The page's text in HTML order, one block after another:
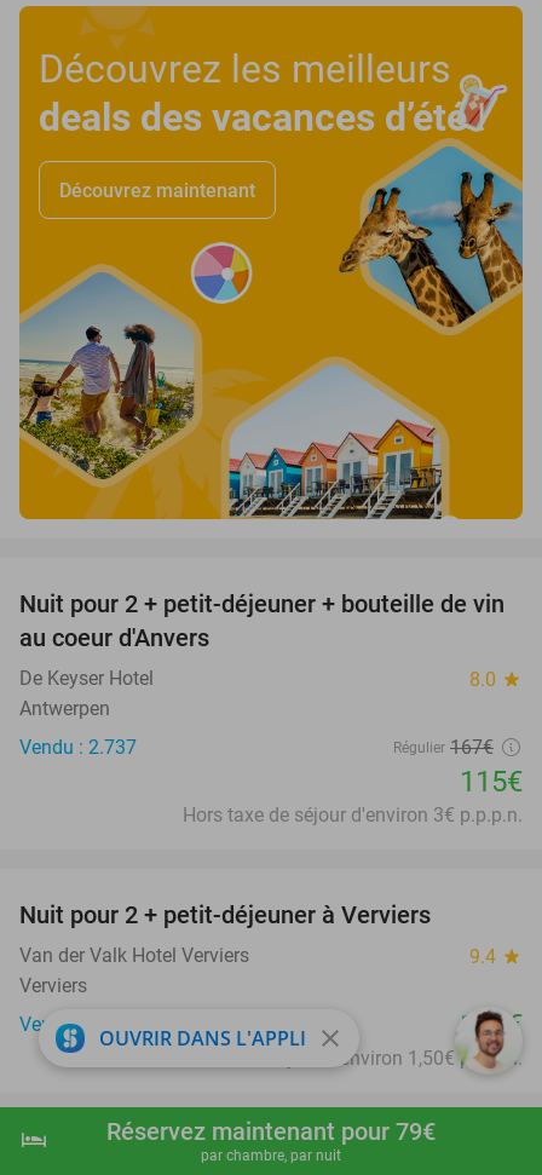
shopping_cart Réserver maintenant
hotel Réservez maintenant pour 79€
par chambre, par nuit
Découvrez les meilleurs
deals des vacances d’été!
Découvrez maintenant
31%
Nuit pour 2 + petit-déjeuner + bouteille de vin
au coeur d'Anvers
De Keyser Hotel 8.0 star
Antwerpen
Vendu : 2.737
Régulier 167€
115€
Hors taxe de séjour d'environ 3€ p.p.p.n.
Nuit pour 2 + petit-déjeuner à Verviers
Van der Valk Hotel Verviers 9.4 star
Verviers
Vendu : 411
126€
Hors taxe de séjour d'environ 1,50€ p.p.p.n.
Carte-cadeau Social Deal de 5 à 100 euros
OUVRIR DANS L'APPLI close